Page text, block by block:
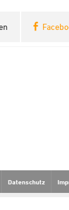
Datenschutz